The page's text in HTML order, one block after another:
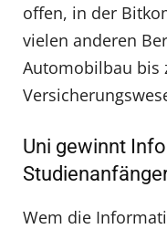
offen, in der
vielen anderen
Automobilbau bis
Uni gewinnt
Wem die